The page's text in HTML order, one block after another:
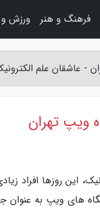
- عاشقان علم
ویپ تهران
این روزها افراد
های ویپ به عنوان
فرهنگ و هنر ورزش